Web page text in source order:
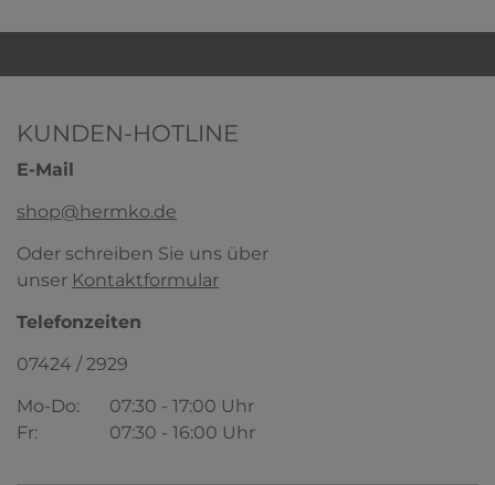
KUNDEN-HOTLINE
E-Mail
shop@hermko.de
Oder schreiben Sie uns über
unser Kontaktformular
Telefonzeiten
07424 / 2929
Mo-Do:
07:30 - 17:00 Uhr
Fr:
07:30 - 16:00 Uhr